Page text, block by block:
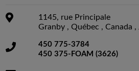
1145, rue Principale
Granby ,Québec ,Canada ,
450 775-3784
450 375-FOAM (3626)